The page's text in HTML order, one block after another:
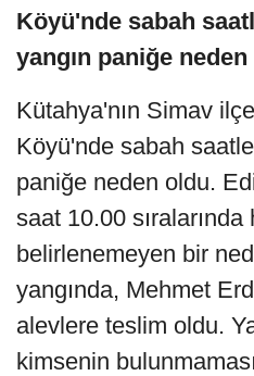
Köyü'nde sabah
yangın paniğe
Kütahya'nın Simav
Köyü'nde sabah
paniğe neden oldu.
saat 10.00 sıralarında
belirlenemeyen bir
yangında, Mehmet
alevlere teslim oldu.
kimsenin